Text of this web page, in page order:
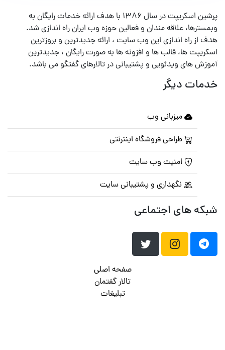
پرشین اسکریپت در سال ۱۳۸۶ با هدف ارائه خدمات رایگان به
وبمسترها، علاقه مندان و فعالین حوزه وب ایران راه اندازی شد.
هدف از راه اندازی این وب سایت ، ارائه جدیدترین و بروزترین
اسکریپت ها، قالب ها و افزونه ها به صورت رایگان ، جدیدترین
آموزش های ویدئویی و پشتیبانی در تالارهای گفتگو می باشد.
خدمات دیگر
میزبانی وب
طراحی فروشگاه اینترنتی
امنیت وب سایت
نگهداری و پشتیبانی سایت
شبکه های اجتماعی
صفحه اصلی
تالار گفتمان
تبلیغات